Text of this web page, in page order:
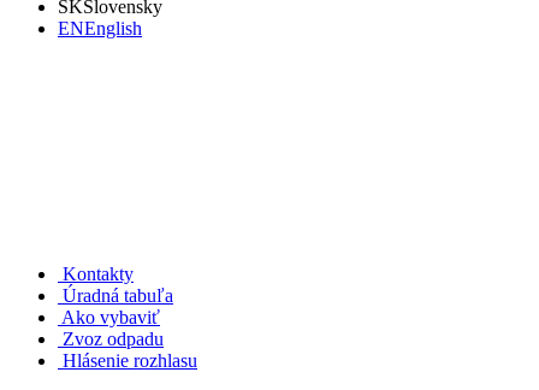
SKSlovensky
ENEnglish
Kontakty
Úradná tabuľa
Ako vybaviť
Zvoz odpadu
Hlásenie rozhlasu